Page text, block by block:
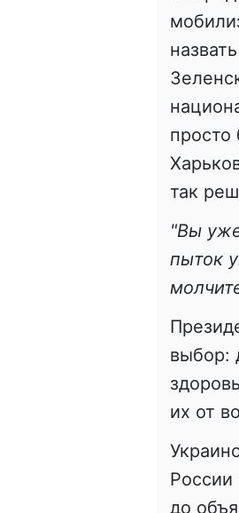
просто
так
"Вы
пыток
выбор:
их от
России
до